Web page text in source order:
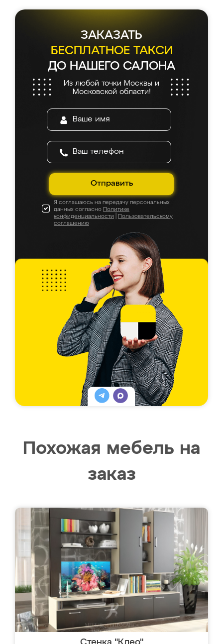
ЗАКАЗАТЬ
БЕСПЛАТНОЕ ТАКСИ
ДО НАШЕГО САЛОНА
Из любой точки Москвы и
Московской области!
Отправить
Я соглашаюсь на передачу персональных
данных согласно Политике
конфиденциальности
Пользовательскому
соглашению
Похожая мебель на
заказ